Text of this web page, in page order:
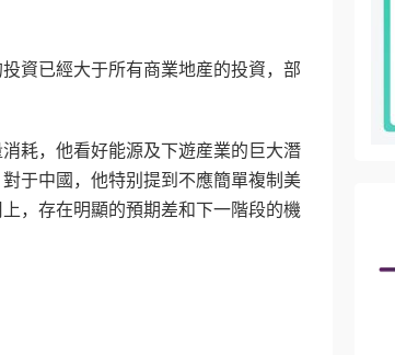
資已經大于所有商業地産的投資，部
耗，他看好能源及下遊産業的巨大潛
于中國，他特别提到不應簡單複制美
，存在明顯的預期差和下一階段的機